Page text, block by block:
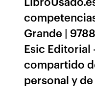
Grande |
Esic Editorial
compartido
personal y